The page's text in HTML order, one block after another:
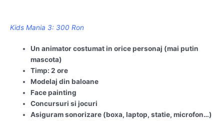
Kids Mania 3: 300 Ron
Un animator costumat in orice personaj (mai putin
mascota)
Timp: 2 ore
Modelaj din baloane
Face painting
Concursuri si jocuri
Asiguram sonorizare (boxa, laptop, statie, microfon…)